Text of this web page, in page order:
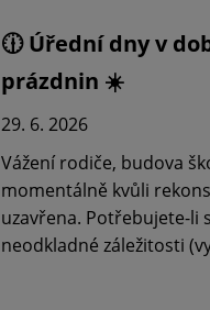
🕧 Úřední dny v
prázdnin ☀️
29. 6. 2026
Vážení rodiče, budova
momentálně kvůli
uzavřena. Potřebujete-li
neodkladné záležitosti